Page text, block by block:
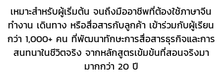
เหมาะสำหรับผู้เริ่มต้น จนถึงมืออาชีพที่ต้องใช้ภาษาจีน
ทำงาน เดินทาง หรือสื่อสารกับลูกค้า เข้าร่วมกับผู้เรียน
กว่า 1,000+ คน ที่พัฒนาทักษะการสื่อสารธุรกิจและการ
สนทนาในชีวิตจริง จากหลักสูตรเข้มข้นที่สอนจริงมา
มากกว่า 20 ปี